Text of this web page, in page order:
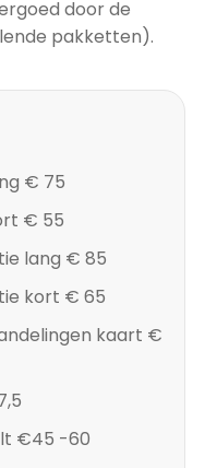
door de
pakketten).
€ 75
€ 55
lang € 85
kort € 65
kaart €
€45 -60